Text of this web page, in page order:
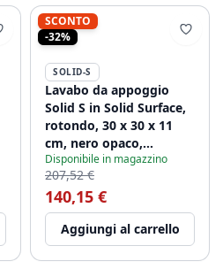
SCONTO
-32%
SOLID-S
Lavabo da appoggio
Solid S in Solid Surface,
rotondo, 30 x 30 x 11
cm, nero opaco,
1208953271
Disponibile in magazzino
207,52 €
140,15 €
Aggiungi al carrello